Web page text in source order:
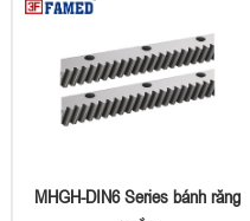
MHGH-DIN6 Series bánh răng